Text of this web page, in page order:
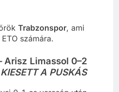
Trabzonspor, ami
számára.
Arisz Limassol 0–2
KIESETT A PUSKÁS